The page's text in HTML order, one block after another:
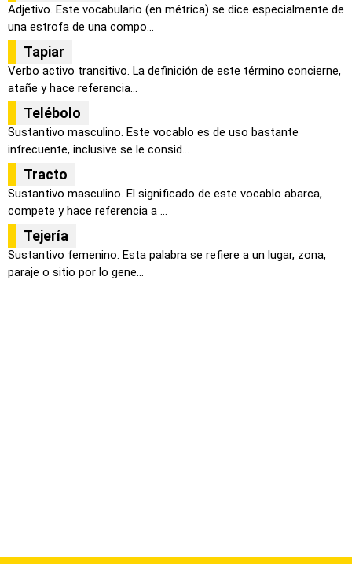
Adjetivo. Este vocabulario (en métrica) se dice especialmente de
una estrofa de una compo...
Tapiar
Verbo activo transitivo. La definición de este término concierne,
atañe y hace referencia...
Telébolo
Sustantivo masculino. Este vocablo es de uso bastante
infrecuente, inclusive se le consid...
Tracto
Sustantivo masculino. El significado de este vocablo abarca,
compete y hace referencia a ...
Tejería
Sustantivo femenino. Esta palabra se refiere a un lugar, zona,
paraje o sitio por lo gene...